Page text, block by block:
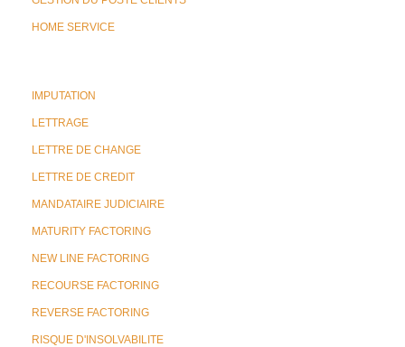
HOME SERVICE
IMPUTATION
LETTRAGE
LETTRE DE CHANGE
LETTRE DE CREDIT
MANDATAIRE JUDICIAIRE
MATURITY FACTORING
NEW LINE FACTORING
RECOURSE FACTORING
REVERSE FACTORING
RISQUE D'INSOLVABILITE